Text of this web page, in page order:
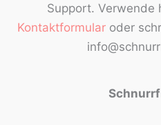
Support. Verwende
Kontaktformular oder